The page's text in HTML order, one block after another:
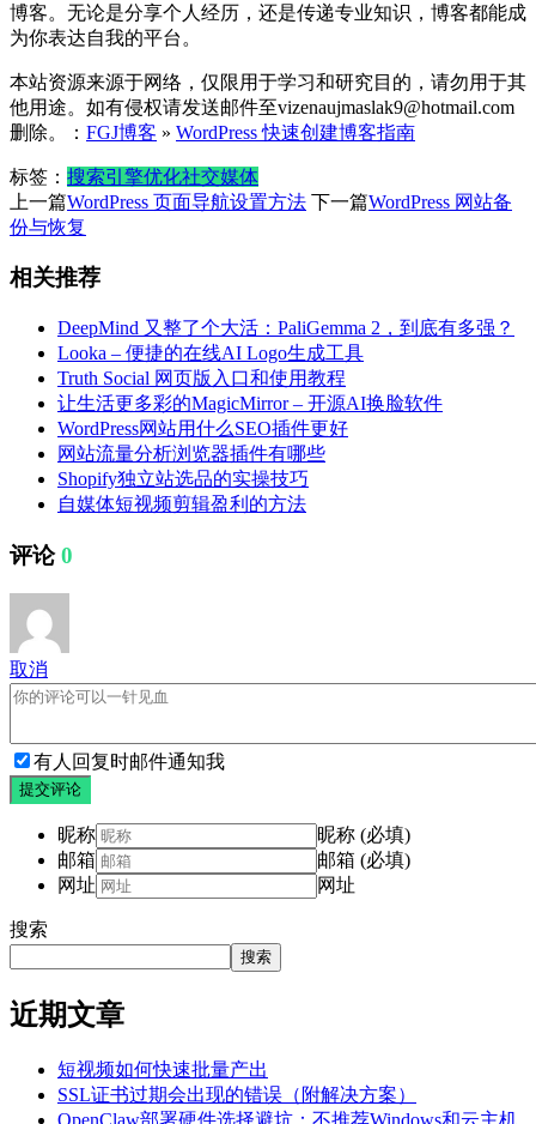
博客。无论是分享个人经历，还是传递专业知识，博客都能成
为你表达自我的平台。
本站资源来源于网络，仅限用于学习和研究目的，请勿用于其
他用途。如有侵权请发送邮件至vizenaujmaslak9@hotmail.com
删除。： FGJ博客 » WordPress 快速创建博客指南
标签： 搜索引擎优化社交媒体
上一篇WordPress 页面导航设置方法 下一篇WordPress 网站备
份与恢复
相关推荐
DeepMind 又整了个大活：PaliGemma 2，到底有多强？
Looka – 便捷的在线AI Logo生成工具
Truth Social 网页版入口和使用教程
让生活更多彩的MagicMirror – 开源AI换脸软件
WordPress网站用什么SEO插件更好
网站流量分析浏览器插件有哪些
Shopify独立站选品的实操技巧
自媒体短视频剪辑盈利的方法
评论0
取消
有人回复时邮件通知我
提交评论
昵称
昵称 (必填)
邮箱
邮箱 (必填)
网址
网址
搜索
搜索
近期文章
短视频如何快速批量产出
SSL证书过期会出现的错误（附解决方案）